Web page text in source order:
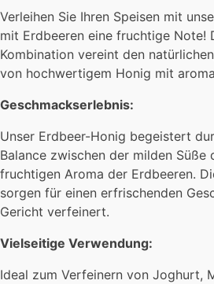
Verleihen Sie Ihren Speisen mit
mit Erdbeeren eine fruchtige Note!
Kombination vereint den
von hochwertigem Honig mit
Geschmackserlebnis:
Unser Erdbeer-Honig begeistert
Balance zwischen der milden Süße
fruchtigen Aroma der Erdbeeren.
sorgen für einen erfrischenden
Gericht verfeinert.
Vielseitige Verwendung:
Ideal zum Verfeinern von Joghurt,